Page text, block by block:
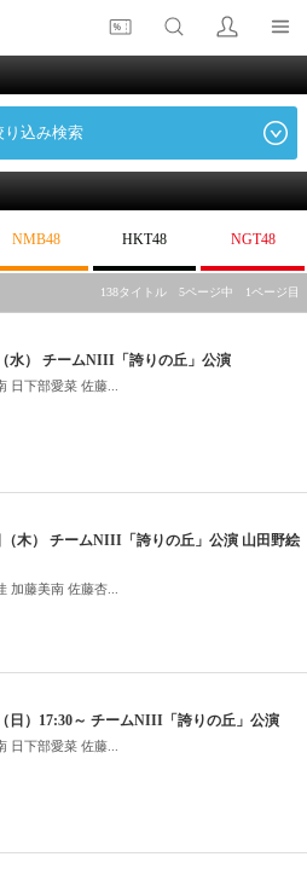
り込み検索
NMB48 HKT48 NGT48
138タイトル 5ページ中 1ページ目
水） チームNIII「誇りの丘」公演
日下部愛菜 佐藤...
（木） チームNIII「誇りの丘」公演 山田野絵
加藤美南 佐藤杏...
日）17:30～ チームNIII「誇りの丘」公演
日下部愛菜 佐藤...